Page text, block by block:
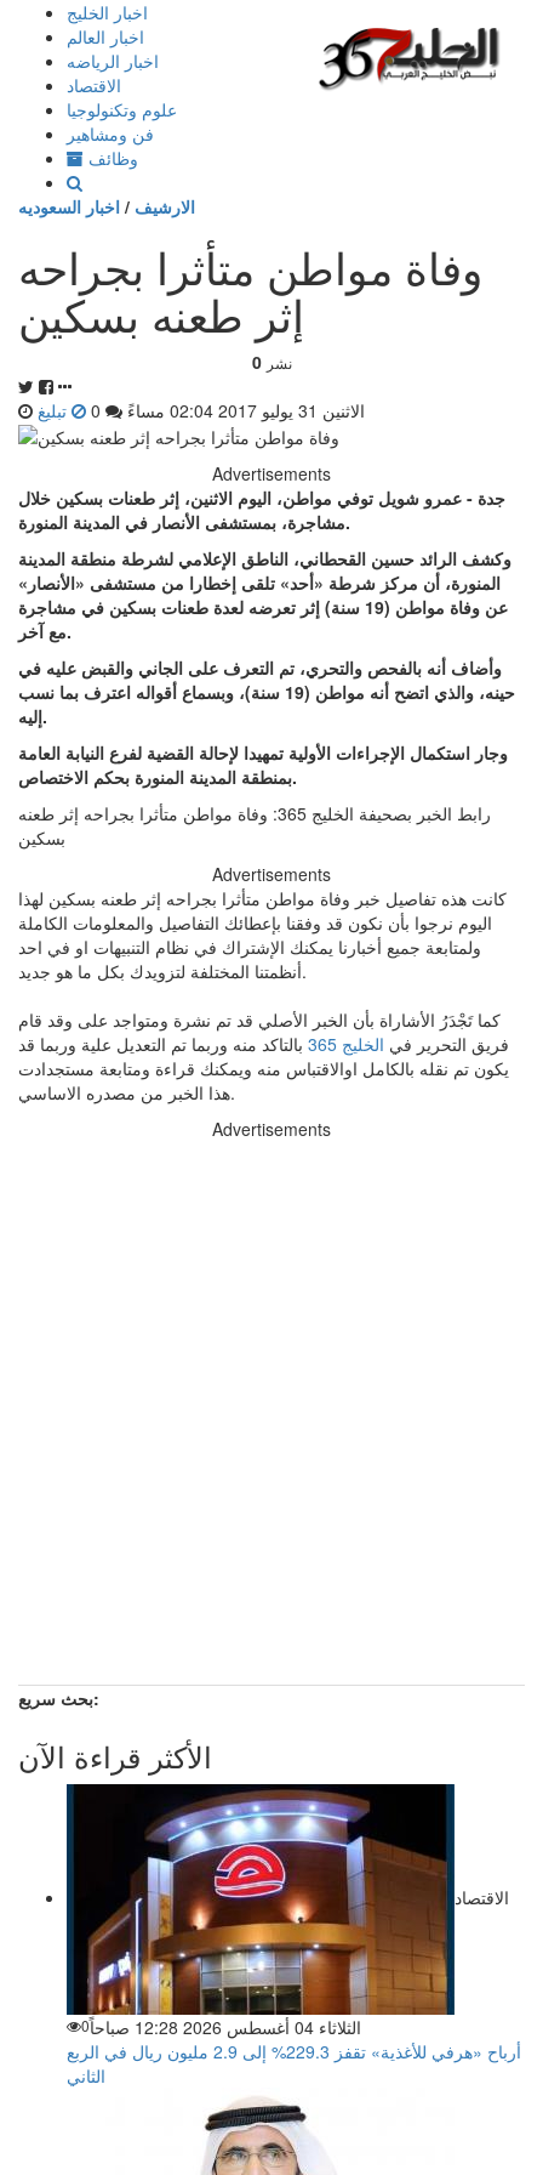
إذهب
المحتوى
اخبار الخليج
اخبار العالم
اخبار الرياضه
الاقتصاد
علوم وتكنولوجيا
فن ومشاهير
وظائف
الارشيف / اخبار السعوديه
وفاة مواطن متأثرا بجراحه
إثر طعنه بسكين
0 نشر
الاثنين 31 يوليو 2017 02:04 مساءً تبليغ
Advertisements
جدة - عمرو شويل توفي مواطن، اليوم الاثنين، إثر طعنات بسكين خلال
مشاجرة، بمستشفى الأنصار في المدينة المنورة.
وكشف الرائد حسين القحطاني، الناطق الإعلامي لشرطة منطقة المدينة
المنورة، أن مركز شرطة «أحد» تلقى إخطارا من مستشفى «الأنصار»
عن وفاة مواطن (19 سنة) إثر تعرضه لعدة طعنات بسكين في مشاجرة
مع آخر.
وأضاف أنه بالفحص والتحري، تم التعرف على الجاني والقبض عليه في
حينه، والذي اتضح أنه مواطن (19 سنة)، وبسماع أقواله اعترف بما نسب
إليه.
وجار استكمال الإجراءات الأولية تمهيدا لإحالة القضية لفرع النيابة العامة
بمنطقة المدينة المنورة بحكم الاختصاص.
رابط الخبر بصحيفة الخليج 365: وفاة مواطن متأثرا بجراحه إثر طعنه
بسكين
Advertisements
كانت هذه تفاصيل خبر وفاة مواطن متأثرا بجراحه إثر طعنه بسكين لهذا
اليوم نرجوا بأن نكون قد وفقنا بإعطائك التفاصيل والمعلومات الكاملة
ولمتابعة جميع أخبارنا يمكنك الإشتراك في نظام التنبيهات او في احد
أنظمتنا المختلفة لتزويدك بكل ما هو جديد.
كما تَجْدَرُ الأشاراة بأن الخبر الأصلي قد تم نشرة ومتواجد على وقد قام
فريق التحرير في الخليج 365
بالتاكد منه وربما تم التعديل علية وربما قد
يكون تم نقله بالكامل اوالاقتباس منه ويمكنك قراءة ومتابعة مستجدادت
هذا الخبر من مصدره الاساسي.
Advertisements
بحث سريع:
الأكثر قراءة الآن
الاقتصاد
الثلاثاء 04 أغسطس 2026 12:28 صباحاً 0
أرباح «هرفي للأغذية» تقفز 229.3% إلى 2.9 مليون ريال في الربع
الثاني